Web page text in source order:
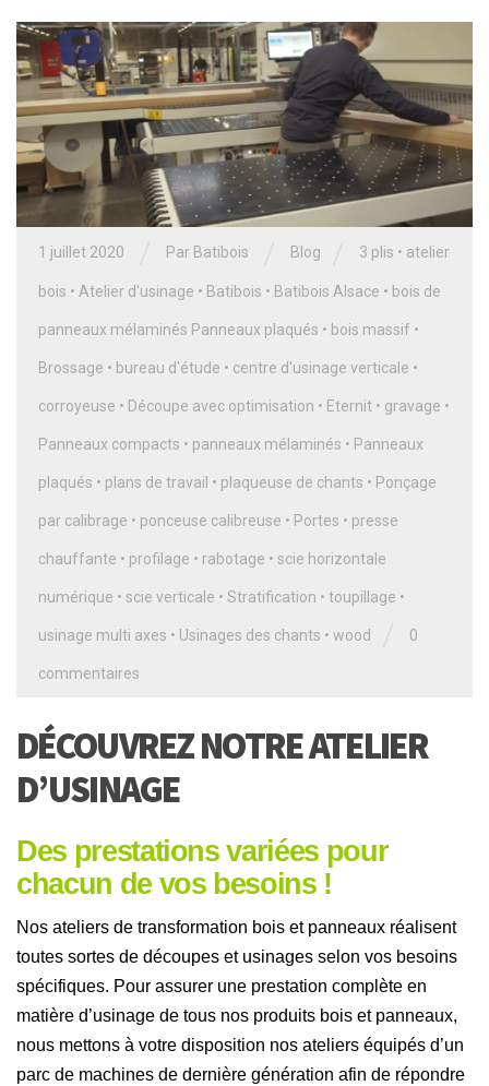
1 juillet 2020 Par Batibois Blog 3 plis • atelier
bois • Atelier d'usinage • Batibois • Batibois Alsace • bois de
panneaux mélaminés Panneaux plaqués • bois massif •
Brossage • bureau d'étude • centre d'usinage verticale •
corroyeuse • Découpe avec optimisation • Eternit • gravage •
Panneaux compacts • panneaux mélaminés • Panneaux
plaqués • plans de travail • plaqueuse de chants • Ponçage
par calibrage • ponceuse calibreuse • Portes • presse
chauffante • profilage • rabotage • scie horizontale
numérique • scie verticale • Stratification • toupillage •
usinage multi axes • Usinages des chants • wood 0
commentaires
DÉCOUVREZ NOTRE ATELIER
D’USINAGE
Des prestations variées pour
chacun de vos besoins !
Nos ateliers de transformation bois et panneaux réalisent
toutes sortes de découpes et usinages selon vos besoins
spécifiques. Pour assurer une prestation complète en
matière d’usinage de tous nos produits bois et panneaux,
nous mettons à votre disposition nos ateliers équipés d’un
parc de machines de dernière génération afin de répondre